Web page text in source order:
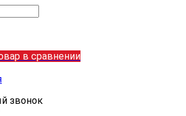
в сравнении
звонок